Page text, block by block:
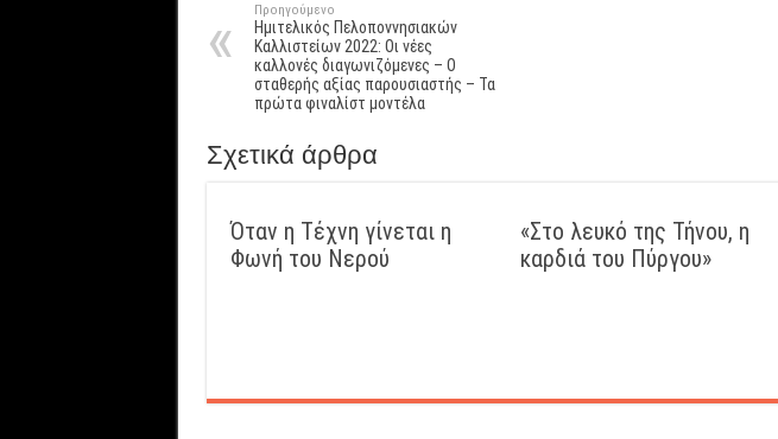
Προηγούμενο
Ημιτελικός Πελοποννησιακών
Καλλιστείων 2022: Οι νέες
καλλονές διαγωνιζόμενες – Ο
σταθερής αξίας παρουσιαστής – Τα
πρώτα φιναλίστ μοντέλα
Σχετικά άρθρα
Όταν η Τέχνη γίνεται η
Φωνή του Νερού
«Στο λευκό της Τήνου, η
καρδιά του Πύργου»